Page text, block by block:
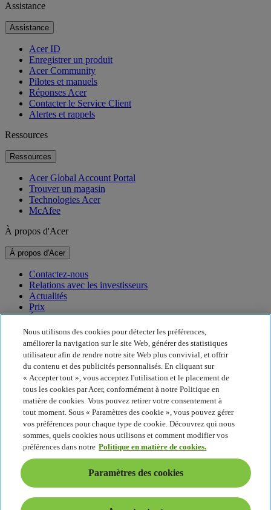
Assistance
Assistance
Acer ID
Enregistrer un produit
Acer Community
Pilotes et manuels
Réponses Acer
Contacter le Service Client
Alertes et rappels
Ressources
Ressources
Acer Global Account Portal
Trouver un magasin
Technologies Acer
McAfee
À propos d'Acer
À propos d'Acer
Contactez-nous
Relations avec les investisseurs
Actualités
Prix
Événements
Développement durable
Développement durable
Responsabilité sociale de l'entreprise
Empreinte carbone du produit
Project Humanity
Earthion
Politique de confidentialité
Politique en matière de cookies
Mentions légales
Informations légales supplémentaires
Politique en matière d'accessibilité
Paramètres des cookies
France - Français
Nous utilisons des cookies pour détecter les préférences,
améliorer la navigation sur le site Web, générer des statistiques
utilisateur afin de rendre notre site Web plus convivial, et offrir
du contenu et des publicités personnalisés. En cliquant sur
« Accepter tout », vous acceptez l'utilisation et le placement de
tous les cookies par Acer, conformément à notre Politique en
matière de cookies. Vous pouvez retirer votre consentement à
tout moment. Sous « Paramètres des cookie », vous pouvez gérer
vos préférences pour chaque type de cookie. Découvrez qui nous
sommes, quels cookies nous utilisons et comment modifier vos
préférences dans notre Politique en matière de cookies.
Paramètres des cookies